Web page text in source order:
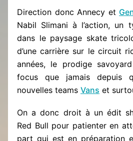
Direction donc Annecy et
Nabil Slimani à l’action, un
dans le paysage skate
d’une carrière sur le circuit
années, le prodige
focus que jamais depuis
nouvelles teams Vans et
On a donc droit à un édit
Red Bull pour patienter en
part qui est en préparation